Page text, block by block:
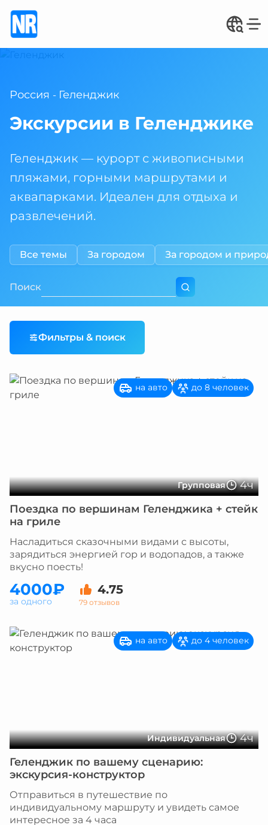
Россия - Геленджик
Экскурсии в Геленджике
Геленджик — курорт с живописными
пляжами, горными маршрутами и
аквапарками. Идеален для отдыха и
развлечений.
Все темы За городом За городом и
Поиск
Фильтры & поиск
Групповая 4ч
на авто до 8 человек
Поездка по вершинам Геленджика + стейк
на гриле
Насладиться сказочными видами с высоты,
зарядиться энергией гор и водопадов, а также
вкусно поесть!
4000₽ 4.75
79 отзывов
за одного
Индивидуальная 4ч
на авто до 4 человек
Геленджик по вашему сценарию:
экскурсия-конструктор
Отправиться в путешествие по
индивидуальному маршруту и увидеть самое
интересное за 4 часа